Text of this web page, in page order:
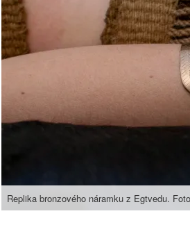
Replika bronzového náramku z Egtvedu.